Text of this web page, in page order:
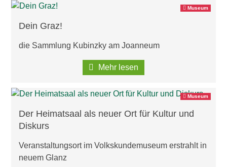
Museum
Dein Graz!
die Sammlung Kubinzky am Joanneum
Mehr lesen
Museum
Der Heimatsaal als neuer Ort für Kultur und
Diskurs
Veranstaltungsort im Volkskundemuseum erstrahlt in
neuem Glanz